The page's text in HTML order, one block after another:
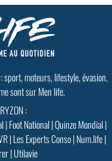
sport, moteurs, lifestyle, évasion,
sont sur Men life.
:
|Foot National|Quinze Mondial|
|Les Experts Conso|Num.life|
|Utilavie